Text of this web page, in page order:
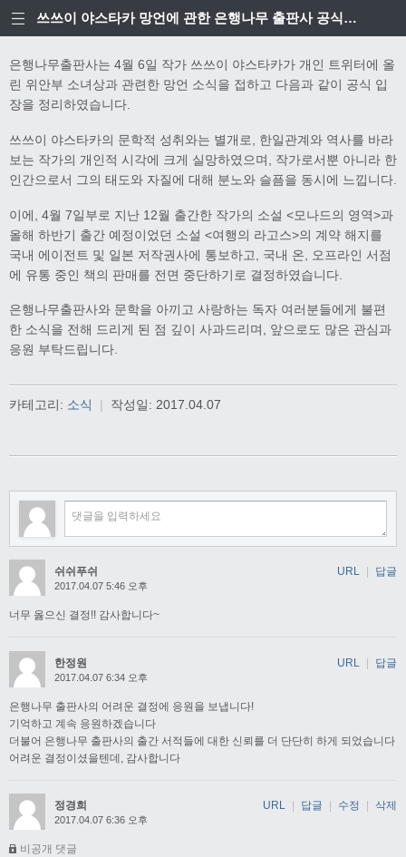
쓰쓰이 야스타카 망언에 관한 은행나무 출판사 공식입장
은행나무출판사는 4월 6일 작가 쓰쓰이 야스타카가 개인 트위터에 올
린 위안부 소녀상과 관련한 망언 소식을 접하고 다음과 같이 공식 입
장을 정리하였습니다.
쓰쓰이 야스타카의 문학적 성취와는 별개로, 한일관계와 역사를 바라
보는 작가의 개인적 시각에 크게 실망하였으며, 작가로서뿐 아니라 한
인간으로서 그의 태도와 자질에 대해 분노와 슬픔을 동시에 느낍니다.
이에, 4월 7일부로 지난 12월 출간한 작가의 소설 <모나드의 영역>과
올해 하반기 출간 예정이었던 소설 <여행의 라고스>의 계약 해지를
국내 에이전트 및 일본 저작권사에 통보하고, 국내 온, 오프라인 서점
에 유통 중인 책의 판매를 전면 중단하기로 결정하였습니다.
은행나무출판사와 문학을 아끼고 사랑하는 독자 여러분들에게 불편
한 소식을 전해 드리게 된 점 깊이 사과드리며, 앞으로도 많은 관심과
응원 부탁드립니다.
카테고리: 소식 | 작성일: 2017.04.07
쉬쉬푸쉬
2017.04.07 5:46 오후
너무 옳으신 결정!! 감사합니다~
URL | 답글
한정원
2017.04.07 6:34 오후
은행나무 출판사의 어려운 결정에 응원을 보냅니다!
기억하고 계속 응원하겠습니다
더불어 은행나무 출판사의 출간 서적들에 대한 신뢰를 더 단단히 하게 되었습니다
어려운 결정이셨을텐데, 감사합니다
URL | 답글
정경희
2017.04.07 6:36 오후
비공개 댓글
URL 답글 수정 삭제